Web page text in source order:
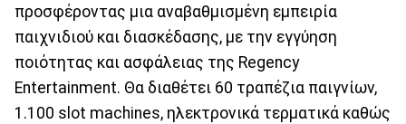
προσφέροντας μια αναβαθμισμένη εμπειρία
παιχνιδιού και διασκέδασης, με την εγγύηση
ποιότητας και ασφάλειας της Regency
Entertainment. Θα διαθέτει 60 τραπέζια παιγνίων,
1.100 slot machines, ηλεκτρονικά τερματικά καθώς